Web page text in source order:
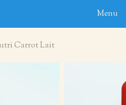
Menu
Home
Carrot Lait